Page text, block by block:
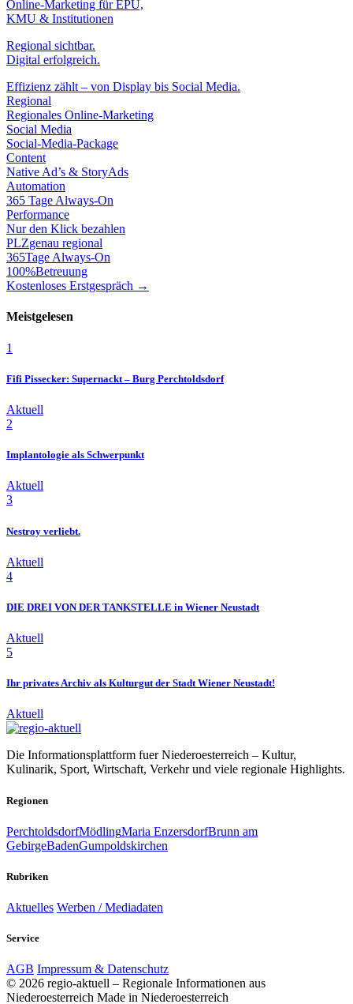
Online-Marketing für EPU,
KMU & Institutionen
Regional sichtbar.
Digital erfolgreich.
Effizienz zählt – von Display bis Social Media.
Regional
Regionales Online-Marketing
Social Media
Social-Media-Package
Content
Native Ad’s & StoryAds
Automation
365 Tage Always-On
Performance
Nur den Klick bezahlen
PLZgenau regional
365Tage Always-On
100%Betreuung
Kostenloses Erstgespräch →
Meistgelesen
1
Fifi Pissecker: Supernackt – Burg Perchtoldsdorf
Aktuell
2
Implantologie als Schwerpunkt
Aktuell
3
Nestroy verliebt.
Aktuell
4
DIE DREI VON DER TANKSTELLE in Wiener Neustadt
Aktuell
5
Ihr privates Archiv als Kulturgut der Stadt Wiener Neustadt!
Aktuell
Die Informationsplattform fuer Niederoesterreich – Kultur,
Kulinarik, Sport, Wirtschaft, Verkehr und viele regionale Highlights.
Regionen
PerchtoldsdorfMödlingMaria EnzersdorfBrunn am
GebirgeBadenGumpoldskirchen
Rubriken
Aktuelles Werben / Mediadaten
Service
AGB Impressum & Datenschutz
© 2026 regio-aktuell – Regionale Informationen aus
Niederoesterreich Made in Niederoesterreich